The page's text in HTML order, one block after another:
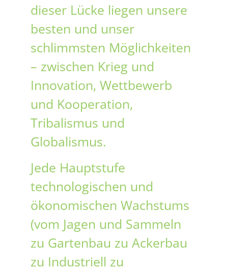
dieser Lücke liegen unsere
besten und unser
schlimmsten Möglichkeiten
– zwischen Krieg und
Innovation, Wettbewerb
und Kooperation,
Tribalismus und
Globalismus.
Jede Hauptstufe
technologischen und
ökonomischen Wachstums
(vom Jagen und Sammeln
zu Gartenbau zu Ackerbau
zu Industriell zu